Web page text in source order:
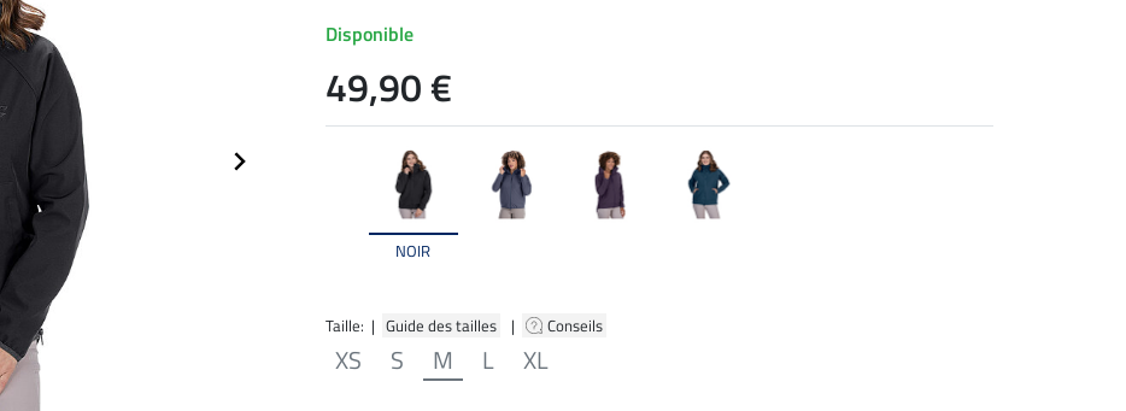
NOIR
Taille: | Guide des tailles | Conseils
XS S M L XL
Disponible
49,90 €